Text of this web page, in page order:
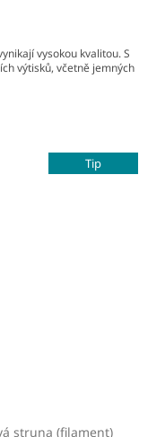
vysokou kvalitou. S
výtisků, včetně jemných
Tip
struna (filament)